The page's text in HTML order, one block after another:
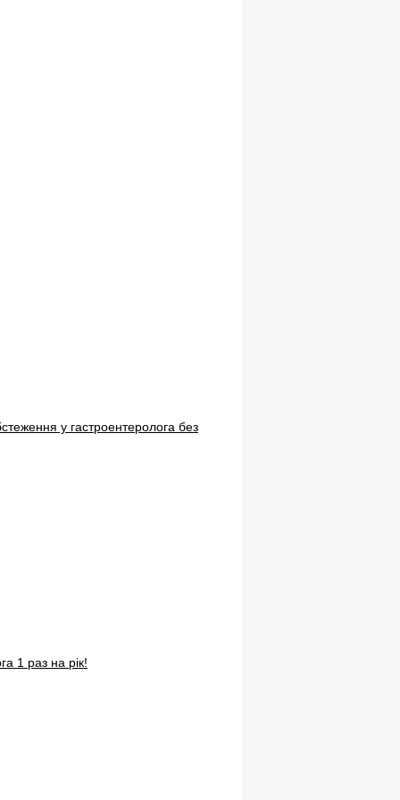
у гастроентеролога без
1 раз на рік!